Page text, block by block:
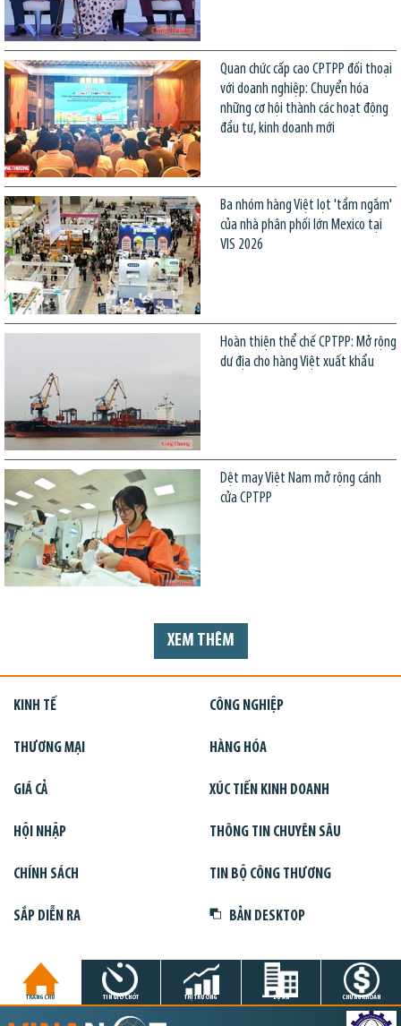
Quan chức cấp cao CPTPP đối thoại
với doanh nghiệp: Chuyển hóa
những cơ hội thành các hoạt động
đầu tư, kinh doanh mới
Ba nhóm hàng Việt lọt 'tầm ngắm'
của nhà phân phối lớn Mexico tại
VIS 2026
Hoàn thiện thể chế CPTPP: Mở rộng
dư địa cho hàng Việt xuất khẩu
Dệt may Việt Nam mở rộng cánh
cửa CPTPP
XEM THÊM
KINH TẾ CÔNG NGHIỆP
THƯƠNG MẠI HÀNG HÓA
GIÁ CẢ XÚC TIẾN KINH DOANH
HỘI NHẬP THÔNG TIN CHUYÊN SÂU
CHÍNH SÁCH TIN BỘ CÔNG THƯƠNG
SẮP DIỄN RA BẢN DESKTOP
TRANG CHỦ TIN GIỜ CHÓT THỊ TRƯỜNG DỰ ÁN CHỨNG KHOÁN